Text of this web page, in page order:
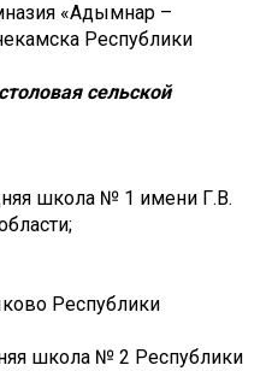
«Адымнар –
Республики
сельской
школа № 1 имени Г.В.
Республики
школа № 2 Республики